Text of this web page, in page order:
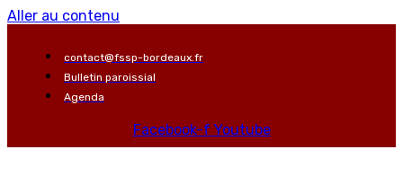
Aller au contenu
contact@fssp-bordeaux.fr
Bulletin paroissial
Agenda
Facebook-f Youtube